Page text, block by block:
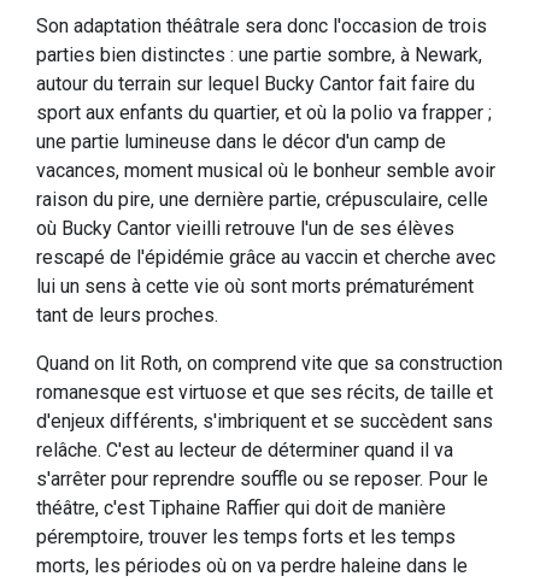
Son adaptation théâtrale sera donc l'occasion de trois
parties bien distinctes : une partie sombre, à Newark,
autour du terrain sur lequel Bucky Cantor fait faire du
sport aux enfants du quartier, et où la polio va frapper ;
une partie lumineuse dans le décor d'un camp de
vacances, moment musical où le bonheur semble avoir
raison du pire, une dernière partie, crépusculaire, celle
où Bucky Cantor vieilli retrouve l'un de ses élèves
rescapé de l'épidémie grâce au vaccin et cherche avec
lui un sens à cette vie où sont morts prématurément
tant de leurs proches.
Quand on lit Roth, on comprend vite que sa construction
romanesque est virtuose et que ses récits, de taille et
d'enjeux différents, s'imbriquent et se succèdent sans
relâche. C'est au lecteur de déterminer quand il va
s'arrêter pour reprendre souffle ou se reposer. Pour le
théâtre, c'est Tiphaine Raffier qui doit de manière
péremptoire, trouver les temps forts et les temps
morts, les périodes où on va perdre haleine dans le